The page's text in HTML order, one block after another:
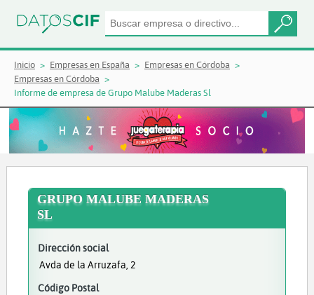
Inicio Empresas en España
Empresas en Córdoba
Empresas en Córdoba
Informe de empresa de Grupo Malube Maderas Sl
GRUPO MALUBE MADERAS
SL
Dirección social
Avda de la Arruzafa, 2
Código Postal